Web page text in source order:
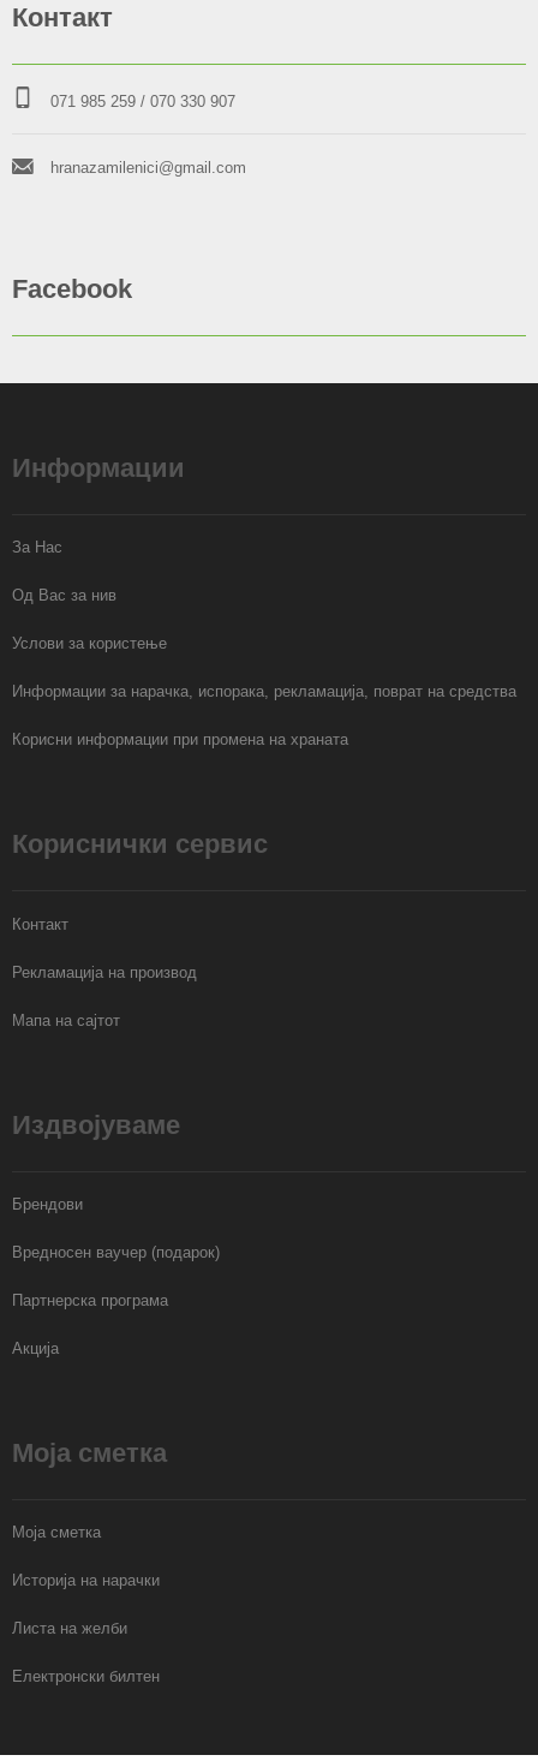
Контакт
071 985 259 / 070 330 907
hranazamilenici@gmail.com
Facebook
Информации
За Нас
Од Вас за нив
Услови за користење
Информации за нарачка, испорака, рекламација, поврат на средства
Корисни информации при промена на храната
Кориснички сервис
Контакт
Рекламација на производ
Мапа на сајтот
Издвојуваме
Брендови
Вредносен ваучер (подарок)
Партнерска програма
Акција
Моја сметка
Моја сметка
Историја на нарачки
Листа на желби
Електронски билтен